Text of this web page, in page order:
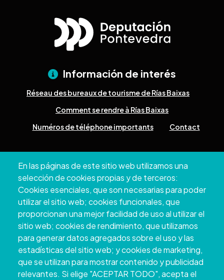
En las páginas de este sitio web utilizamos una
selección de cookies propias y de terceros:
Cookies esenciales, que son necesarias para poder
utilizar el sitio web; cookies funcionales, que
proporcionan una mejor facilidad de uso al utilizar el
sitio web; cookies de rendimiento, que utilizamos
para generar datos agregados sobre el uso y las
estadísticas del sitio web; y cookies de marketing,
que se utilizan para mostrar contenido y publicidad
relevantes. Si elige "ACEPTAR TODO", acepta el
Información de interés
Réseau des bureaux de tourisme de Rías Baixas
Comment se rendre à Rías Baixas
Numéros de téléphone importants
Contact
Pontevedra
+34 986 804 100 | +34 986 804 124